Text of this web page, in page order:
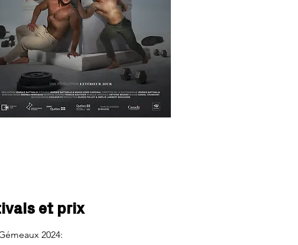
et prix
2024: